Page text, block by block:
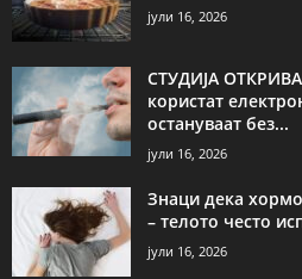
јули 16, 2026
СТУДИЈА
користат
остануваат без...
јули 16, 2026
Знаци дека
– телото често
јули 16, 2026